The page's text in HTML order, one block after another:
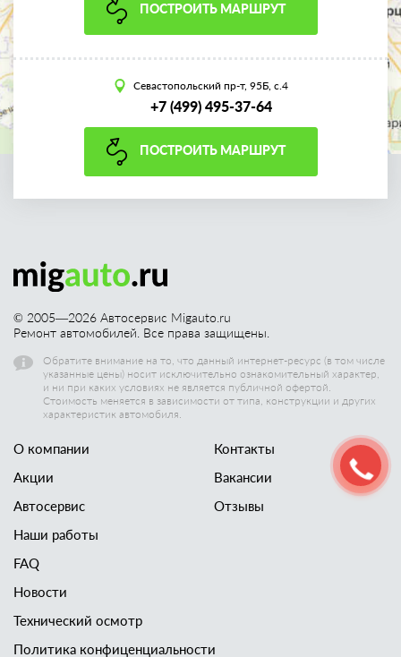
ПОСТРОИТЬ МАРШРУТ
Севастопольский пр-т, 95Б, с.4
+7 (499) 495-37-64
ПОСТРОИТЬ МАРШРУТ
© 2005—2026 Автосервис Migauto.ru
Ремонт автомобилей. Все права защищены.
Обратите внимание на то, что данный интернет-ресурс (в том числе
указанные цены) носит исключительно ознакомительный характер,
и ни при каких условиях не является публичной офертой.
Стоимость меняется в зависимости от типа, конструкции и других
характеристик автомобиля.
О компании
Акции
Автосервис
Наши работы
Контакты
Вакансии
Отзывы
FAQ
Новости
Технический осмотр
Политика конфиценциальности